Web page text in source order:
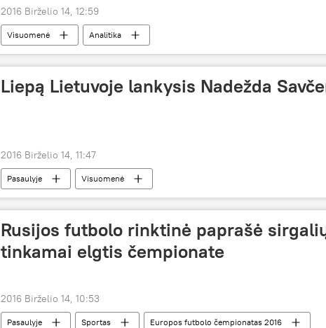
2016 Birželio 14, 12:59
Visuomenė Analitika
Liepą Lietuvoje lankysis Nadežda
2016 Birželio 14, 11:47
Pasaulyje Visuomenė
Rusijos futbolo rinktinė paprašė
tinkamai elgtis čempionate
2016 Birželio 14, 10:53
Pasaulyje Sportas Europos futbolo čempionatas 2016